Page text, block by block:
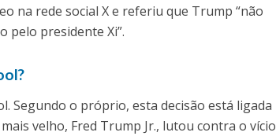
na rede social X e referiu que Trump “não
pelo presidente Xi”.
Segundo o próprio, esta decisão está ligada
velho, Fred Trump Jr., lutou contra o vício